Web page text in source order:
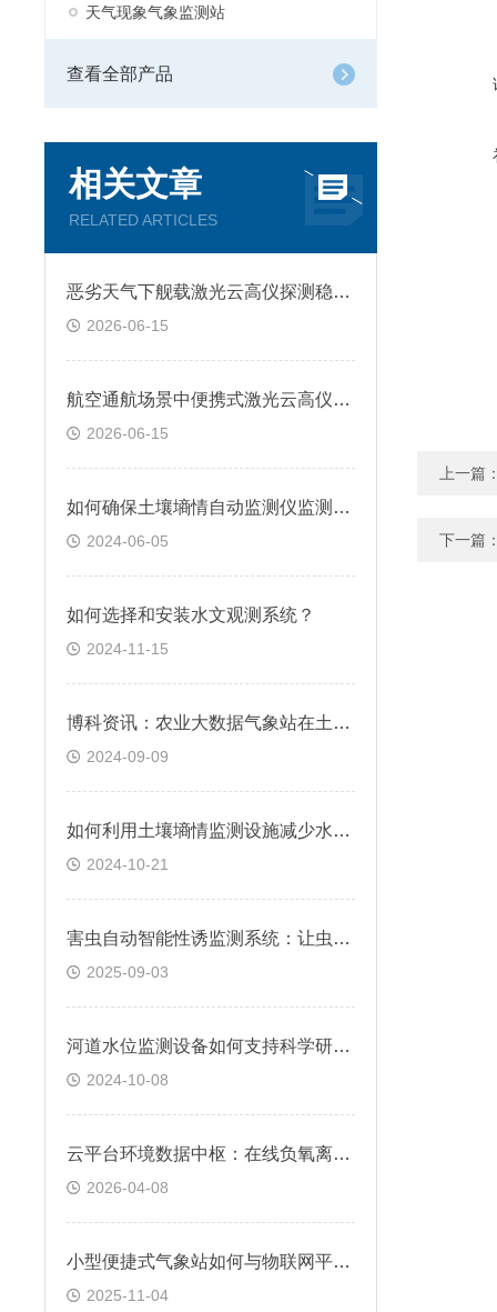
天气现象气象监测站
查看全部产品
相关文章
RELATED ARTICLES
恶劣天气下舰载激光云高仪探测稳定性提升技术方案
2026-06-15
航空通航场景中便携式激光云高仪全天候监测应用研究
2026-06-15
如何确保土壤墒情自动监测仪监测数据的准确性和可靠性
2024-06-05
如何选择和安装水文观测系统？
2024-11-15
博科资讯：农业大数据气象站在土壤质量评估中的应用有哪些？
2024-09-09
如何利用土壤墒情监测设施减少水资源的浪费？具体实施步骤有哪些？
2024-10-21
害虫自动智能性诱监测系统：让虫害监测事半功倍
2025-09-03
河道水位监测设备如何支持科学研究和政策制定？@2024顺+风+包+邮
2024-10-08
云平台环境数据中枢：在线负氧离子监测系统，远程管理实时预警
2026-04-08
小型便捷式气象站如何与物联网平台对接​
2025-11-04
上一篇
下一篇